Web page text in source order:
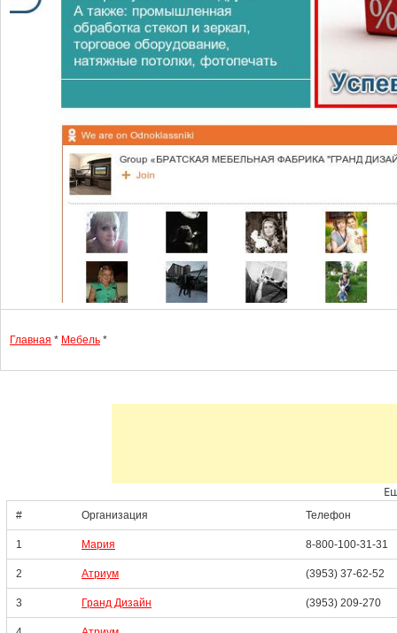
Главная * Мебель *
# Организация Телефон
1 Мария 8-800-100-31-31
2 Атриум (3953) 37-62-52
3 Гранд Дизайн (3953) 209-270